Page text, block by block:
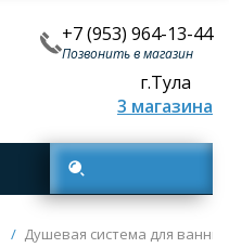
+7 (953) 964-13-44
Позвонить в магазин
г.Тула
3 магазина
/ Душевая система для ванны